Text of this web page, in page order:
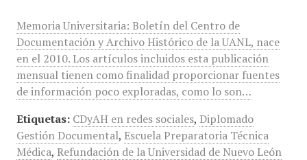
Memoria Universitaria: Boletín del Centro de
Documentación y Archivo Histórico de la UANL, nace
en el 2010. Los artículos incluidos esta publicación
mensual tienen como finalidad proporcionar fuentes
de información poco exploradas, como lo son…
Etiquetas: CDyAH en redes sociales, Diplomado
Gestión Documental, Escuela Preparatoria Técnica
Médica, Refundación de la Universidad de Nuevo León